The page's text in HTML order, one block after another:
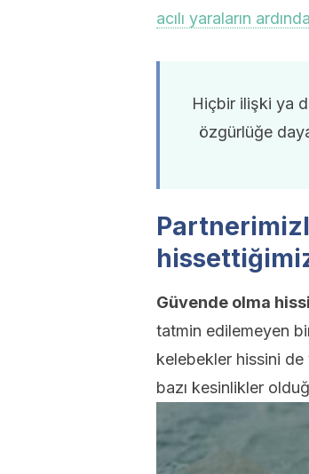
acılı yaraların
Hiçbir ilişki ya
özgürlüğe
Güvende olma
tatmin edilemeyen
kelebekler hissini de
bazı kesinlikler